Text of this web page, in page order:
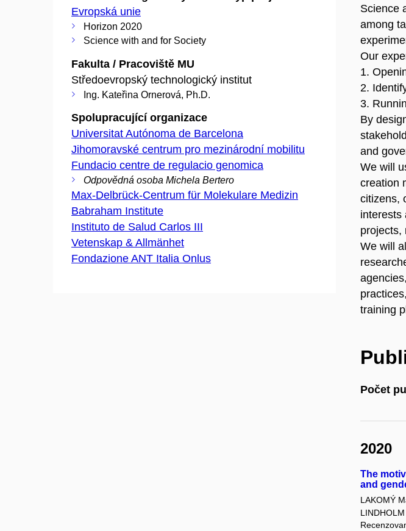
Evropská unie
Horizon 2020
Science with and for Society
Fakulta / Pracoviště MU
Středoevropský technologický institut
Ing. Kateřina Ornerová, Ph.D.
Spolupracující organizace
Universitat Autónoma de Barcelona
Jihomoravské centrum pro mezinárodní mobilitu
Fundacio centre de regulacio genomica
Odpovědná osoba Michela Bertero
Max-Delbrück-Centrum für Molekulare Medizin
Babraham Institute
Instituto de Salud Carlos III
Vetenskap & Allmänhet
Fondazione ANT Italia Onlus
Science
among
Our
1.
2.
3.
By
and
We will
creation
citizens,
interests
projects,
We will
training
Počet
2020
The
and
LAKOMÝ